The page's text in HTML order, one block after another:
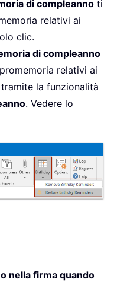
di compleanno ti
relativi ai
clic.
di compleanno
relativi ai
la funzionalità
. Vedere lo
nella firma quando